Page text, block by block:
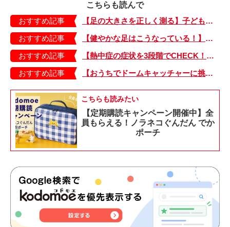
こちらも読んで
おすすめ記事
【足の大きさを正しく測る】子どもの靴の最適サイズは？ 月に1回は測り直そう！
おすすめ記事
【健やかな足はこうなっている！】「疲れた！ 抱っこ！」は靴のせい？ 子どもの足を育てる「足育」を今日からさっそく始めましょう！
おすすめ記事
【熱中症の症状を3段階でCHECK！】症状が軽い順にⅠ～Ⅲ度に分類。この症状が出ていたら、医療機関に連絡を！
おすすめ記事
【おうちでドームキャッチャーに挑戦だ】アンパンマン わくわくドームキャッチャー
こちらも読みたい
【定期購読キャンペーン開催中】全
員もらえる！ノラネコぐんだん でか
ポーチ